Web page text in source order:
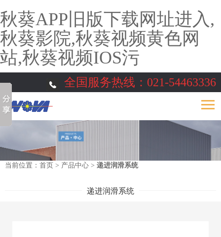
秋葵APP旧版下载网址进入,
秋葵影院,秋葵视频黄色网
站,秋葵视频IOS污
全国服务热线： 021-54463336
当前位置： 首页 > 产品中心 > 递进润滑系统
递进润滑系统